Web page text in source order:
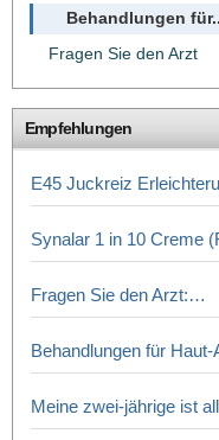
Behandlungen
Fragen Sie den Arzt
Empfehlungen
E45 Juckreiz
Synalar 1 in 10 Creme
Fragen Sie den Arzt:…
Behandlungen für Haut-
Meine zwei-jährige ist